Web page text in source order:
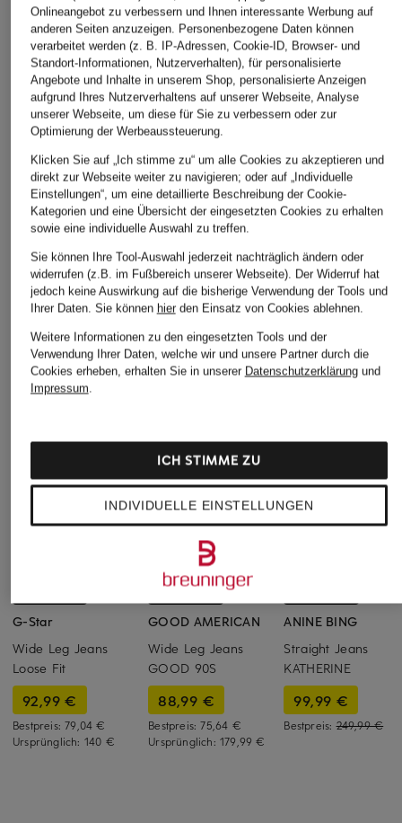
ÄHNLICHE ARTIKEL ENTDECKEN
G-Star
Wide Leg Jeans
Loose Fit
92,99 €
Bestpreis:79,04 €
Ursprünglich: 140 €
GOOD AMERICAN
Wide Leg Jeans
GOOD 90S
88,99 €
Bestpreis:75,64 €
Ursprünglich: 179,99 €
ANINE BING
Straight Jeans
KATHERINE
99,99 €
Bestpreis:249,99 €
Onlineangebot zu verbessern und Ihnen interessante Werbung auf
anderen Seiten anzuzeigen. Personenbezogene Daten können
verarbeitet werden (z. B. IP-Adressen, Cookie-ID, Browser- und
Standort-Informationen, Nutzerverhalten), für personalisierte
Angebote und Inhalte in unserem Shop, personalisierte Anzeigen
aufgrund Ihres Nutzerverhaltens auf unserer Webseite, Analyse
unserer Webseite, um diese für Sie zu verbessern oder zur
Optimierung der Werbeaussteuerung.
Klicken Sie auf „Ich stimme zu“ um alle Cookies zu akzeptieren und
direkt zur Webseite weiter zu navigieren; oder auf „Individuelle
Einstellungen“, um eine detaillierte Beschreibung der Cookie-
Kategorien und eine Übersicht der eingesetzten Cookies zu erhalten
sowie eine individuelle Auswahl zu treffen.
Sie können Ihre Tool-Auswahl jederzeit nachträglich ändern oder
widerrufen (z.B. im Fußbereich unserer Webseite). Der Widerruf hat
jedoch keine Auswirkung auf die bisherige Verwendung der Tools und
Ihrer Daten. Sie können hierden Einsatz von Cookies ablehnen.
Weitere Informationen zu den eingesetzten Tools und der
Verwendung Ihrer Daten, welche wir und unsere Partner durch die
Cookies erheben, erhalten Sie in unserer Datenschutzerklärungund
Impressum.
INDIVIDUELLE EINSTELLUNGEN
ICH STIMME ZU